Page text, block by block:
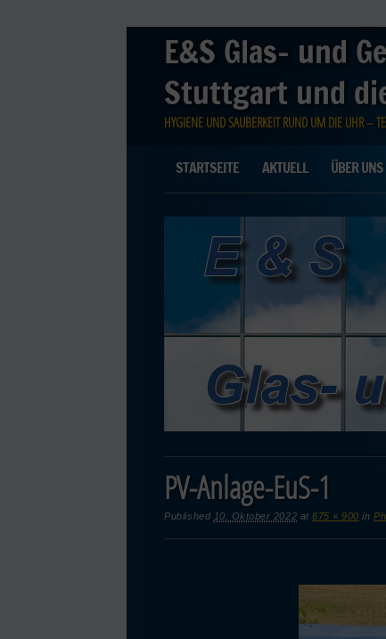
E&S Glas- und
Stuttgart und
HYGIENE UND SAUBERKEIT RUND UM DIE UHR
Main menu
content
STARTSEITE AKTUELL ÜBER UNS
PV-Anlage-EuS-1
Published 10. Oktober 2022 at675 × 900 in